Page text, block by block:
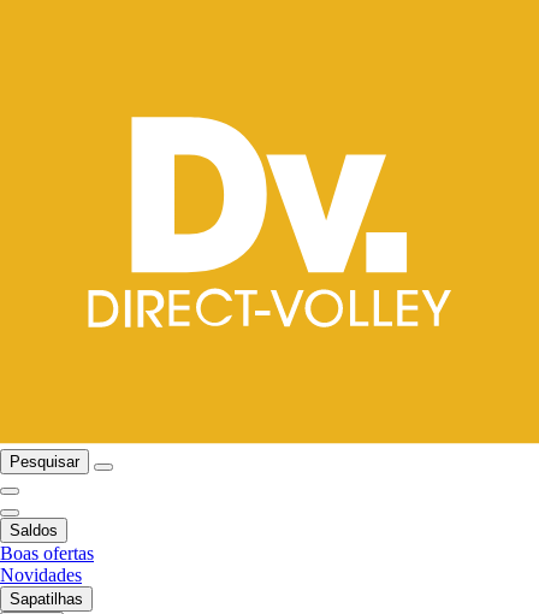
Pesquisar
Saldos
Boas ofertas
Novidades
Sapatilhas